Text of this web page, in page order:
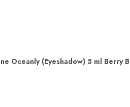
Oceanly (Eyeshadow) 5 ml Berry